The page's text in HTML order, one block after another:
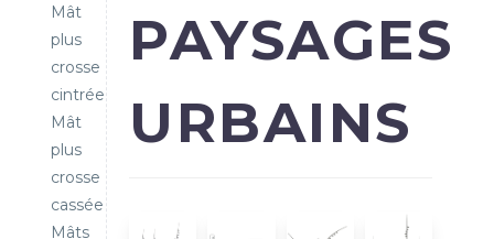
Mât
plus
crosse
cintrée
Mât
plus
crosse
cassée
Mâts
PAYSAGES
URBAINS